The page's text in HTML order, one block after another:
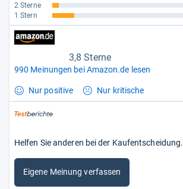
2 Sterne
1 Stern
3,8 Sterne
990 Meinungen bei Amazon.de lesen
Nur positive Nur kritische
Helfen Sie anderen bei der Kaufentscheidung.
Eigene Meinung verfassen